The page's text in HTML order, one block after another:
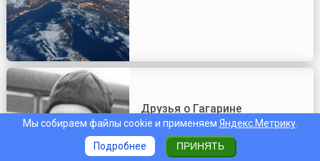
Друзья о Гагарине
Мы собираем файлы cookie и применяем Яндекс.Метрику.
Подробнее
ПРИНЯТЬ